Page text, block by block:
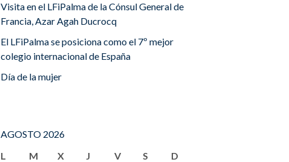
Visita en el LFiPalma de la Cónsul General de
Francia, Azar Agah Ducrocq
El LFiPalma se posiciona como el 7º mejor
colegio internacional de España
Día de la mujer
AGOSTO 2026
L
M X J V S
D